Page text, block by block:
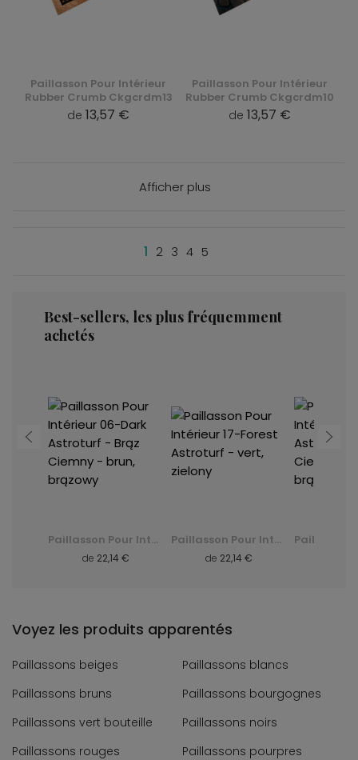
Paillasson Pour Intérieur
Rubber Crumb Ckgcrdm13
de 13,57 €
Paillasson Pour Intérieur
Rubber Crumb Ckgcrdm10
de 13,57 €
Afficher plus
1 2 3 4 5
Best-sellers, les plus fréquemment
achetés
Paillasson Pour Intérieur 06-Dark Astroturf - Brąz Ciemny - brun, brązowy
de 22,14 €
Paillasson Pour Intérieur 17-Forest Astroturf - vert, zielony
de 22,14 €
Voyez les produits apparentés
Paillassons beiges
Paillassons blancs
Paillassons bruns
Paillassons bourgognes
Paillassons vert bouteille
Paillassons noirs
Paillassons rouges
Paillassons pourpres